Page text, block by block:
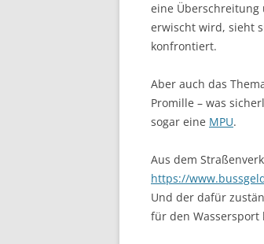
eine Überschreitung
erwischt wird, sieht
konfrontiert.
Aber auch das
Promille – was
sogar eine MPU.
Aus dem
https://
Und der dafür
für den Wassersport